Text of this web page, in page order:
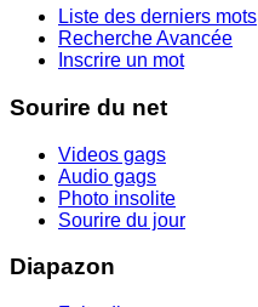
Liste des derniers mots
Recherche Avancée
Inscrire un mot
Sourire du net
Videos gags
Audio gags
Photo insolite
Sourire du jour
Diapazon